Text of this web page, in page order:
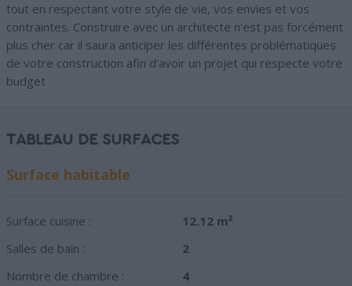
tout en respectant votre style de vie, vos envies et vos
contraintes. Construire avec un architecte n'est pas forcément
plus cher car il saura anticiper les différentes problématiques
de votre construction afin d'avoir un projet qui respecte votre
budget
TABLEAU DE SURFACES
Surface habitable
Surface cuisine :
12.12 m²
Salles de bain :
2
Nombre de chambre :
4